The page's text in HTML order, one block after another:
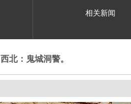
相关新闻
西北：鬼城洞警。